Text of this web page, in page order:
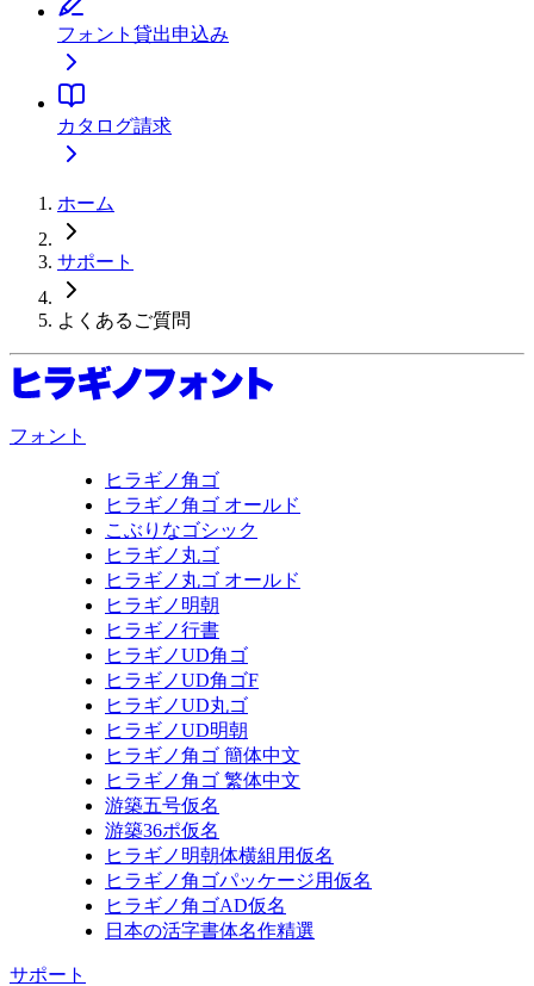
フォント貸出申込み
カタログ請求
ホーム
サポート
よくあるご質問
フォント
ヒラギノ角ゴ
ヒラギノ角ゴ オールド
こぶりなゴシック
ヒラギノ丸ゴ
ヒラギノ丸ゴ オールド
ヒラギノ明朝
ヒラギノ行書
ヒラギノUD角ゴ
ヒラギノUD角ゴF
ヒラギノUD丸ゴ
ヒラギノUD明朝
ヒラギノ角ゴ 簡体中文
ヒラギノ角ゴ 繁体中文
游築五号仮名
游築36ポ仮名
ヒラギノ明朝体横組用仮名
ヒラギノ角ゴパッケージ用仮名
ヒラギノ角ゴAD仮名
日本の活字書体名作精選
サポート